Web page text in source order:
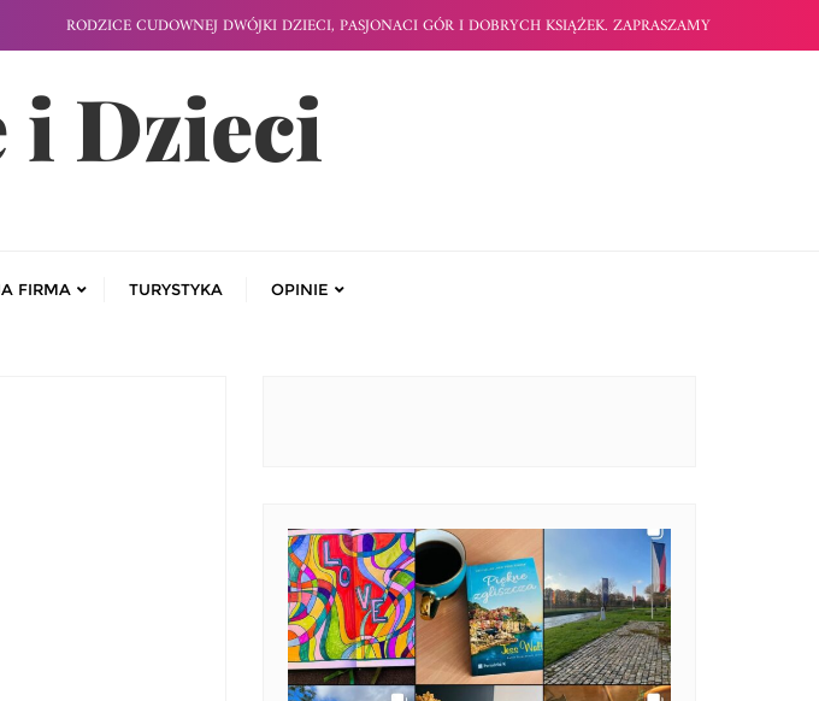
RODZICE CUDOWNEJ DWÓJKI DZIECI, PASJONACI GÓR I DOBRYCH KSIĄŻEK. ZAPRASZAMY
i Dzieci
FIRMA TURYSTYKA OPINIE